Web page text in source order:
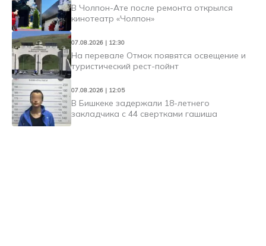
В Чолпон-Ате после ремонта открылся
кинотеатр «Чолпон»
07.08.2026 | 12:30
На перевале Отмок появятся освещение и
туристический рест-пойнт
07.08.2026 | 12:05
В Бишкеке задержали 18-летнего
закладчика с 44 свертками гашиша